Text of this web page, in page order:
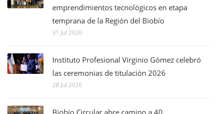
emprendimientos tecnológicos en etapa
temprana de la Región del Biobío
31 Jul 2026
Instituto Profesional Virginio Gómez celebró
las ceremonias de titulación 2026
28 Jul 2026